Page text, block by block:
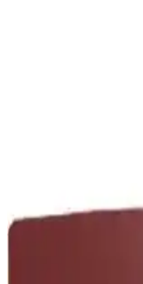
Rowenta Ro
Filtre Seti Detaylı